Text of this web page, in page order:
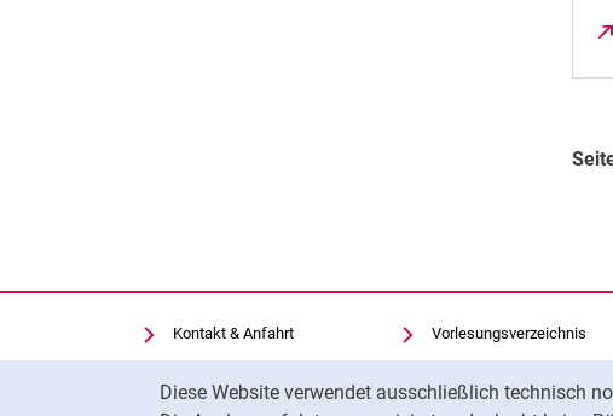
Diese Website verwendet ausschließlich technisch
Kontakt & Anfahrt
Einrichtungen suchen
Stellenangebote
Vorlesungsverzeichnis
Uni-Bibliothek
Moodle